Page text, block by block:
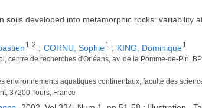
soils developed into metamorphic rocks: variability
1 2 ; CORNU, Sophie1 ; KING, Dominique1
centre de recherches d'Orléans, av. de la Pomme-de-Pin,
environnements aquatiques continentaux, faculté des
37200 Tours, France